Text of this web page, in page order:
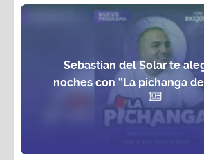
Sebastian del Solar te
noches con “La pichanga